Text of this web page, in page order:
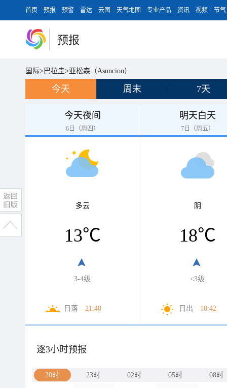
首页 预报 预警 雷达 云图 天气地图 专业产品 资讯 视频 节气
预报
国际> 巴拉圭>亚松森（Asuncion）
今天 周末 7天
今天夜间
6日（周四）
多云
13℃
3-4级
日落 21:48
明天白天
7日（周五）
阴
18℃
<3级
日出 10:42
逐3小时预报
20时 23时 02时 05时 08时